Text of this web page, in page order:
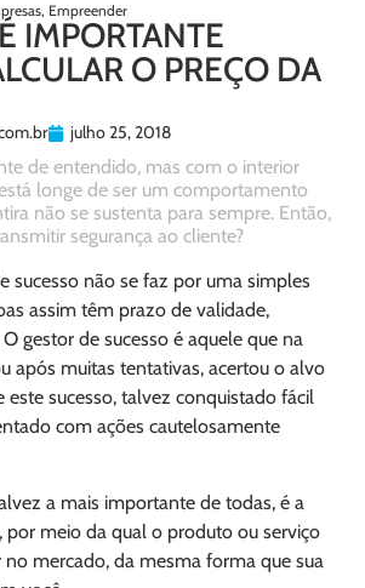
, Empreender
IMPORTANTE
O PREÇO DA
julho 25, 2018
de entendido, mas com o interior
longe de ser um comportamento
não se sustenta para sempre. Então,
segurança ao cliente?
sucesso não se faz por uma simples
assim têm prazo de validade,
gestor de sucesso é aquele que na
após muitas tentativas, acertou o alvo
este sucesso, talvez conquistado fácil
com ações cautelosamente
a mais importante de todas, é a
por meio da qual o produto ou serviço
mercado, da mesma forma que sua